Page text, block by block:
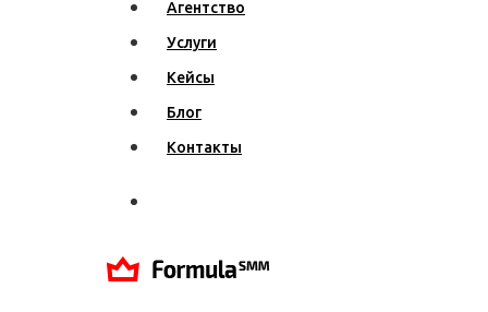
Агентство
Услуги
Кейсы
Блог
Контакты